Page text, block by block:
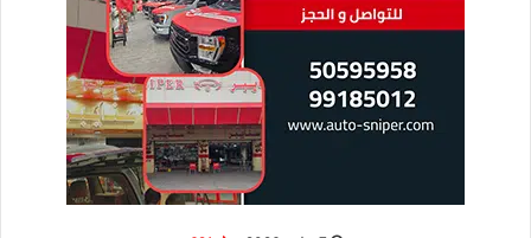
يقول عبدالعزيز الفوزان، رائد أعمال
كويتي: “بدأت خدمة كتابة محتوى تسويقي
بالذكاء الاصطناعي للشركات المحلية في
2023. بعد 6 أشهر فقط، وصل دخلي
الشهري إلى 2000 دينار. السوق يبحث
عن خدمات عربية عالية الجودة والذكاء